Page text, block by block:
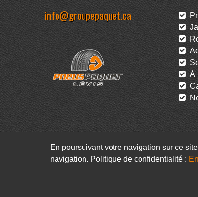
info@groupepaquet.ca
À
En poursuivant votre navigation sur ce
navigation. Politique de confidentialité :